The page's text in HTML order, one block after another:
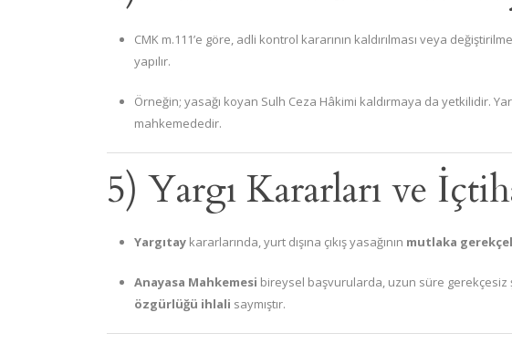
CMK m.111’e göre, adli kontrol kararının kaldırılması veya
yapılır.
Örneğin; yasağı koyan Sulh Ceza Hâkimi kaldırmaya da yetkilidir.
mahkemededir.
5) Yargı Kararları ve
Yargıtay kararlarında, yurt dışına çıkış yasağının mutlaka
Anayasa Mahkemesi bireysel başvurularda, uzun süre gerekçesiz
özgürlüğü ihlali saymıştır.